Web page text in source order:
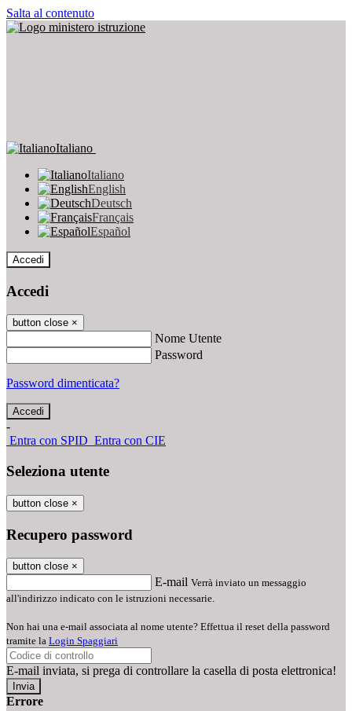
Salta al contenuto
Italiano
Italiano
English
Deutsch
Français
Español
Accedi
Accedi
button close ×
Nome Utente
Password
Password dimenticata?
-
Entra con SPID Entra con CIE
Seleziona utente
button close ×
Recupero password
button close ×
E-mail Verrà inviato un messaggio
all'indirizzo indicato con le istruzioni necessarie.
Non hai una e-mail associata al nome utente? Effettua il reset della password
tramite la Login Spaggiari
E-mail inviata, si prega di controllare la casella di posta elettronica!
Errore